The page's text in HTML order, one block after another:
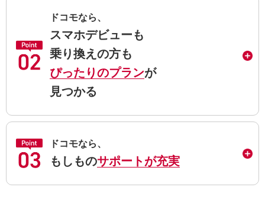
ドコモなら、
スマホデビューも
乗り換えの方も
ぴったりのプランが
見つかる
ドコモなら、
もしものサポートが充実